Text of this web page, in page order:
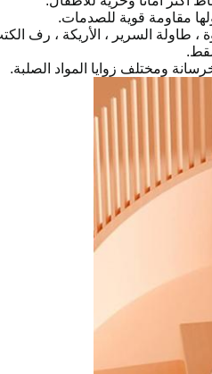
مقاومة قوية للصدمات.
، طاولة السرير ، الأريكة ، رف
ومختلف زوايا المواد الصلبة.